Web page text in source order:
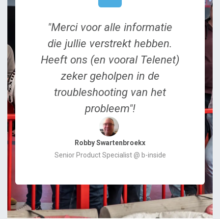
"Merci voor alle informatie
die jullie verstrekt hebben.
Heeft ons (en vooral Telenet)
zeker geholpen in de
troubleshooting van het
probleem"!
Robby Swartenbroekx
Senior Product Specialist @ b-inside